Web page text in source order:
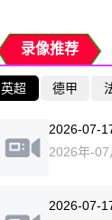
录像推荐
英超 德甲
2026-07-
2026年-07
2026-07-